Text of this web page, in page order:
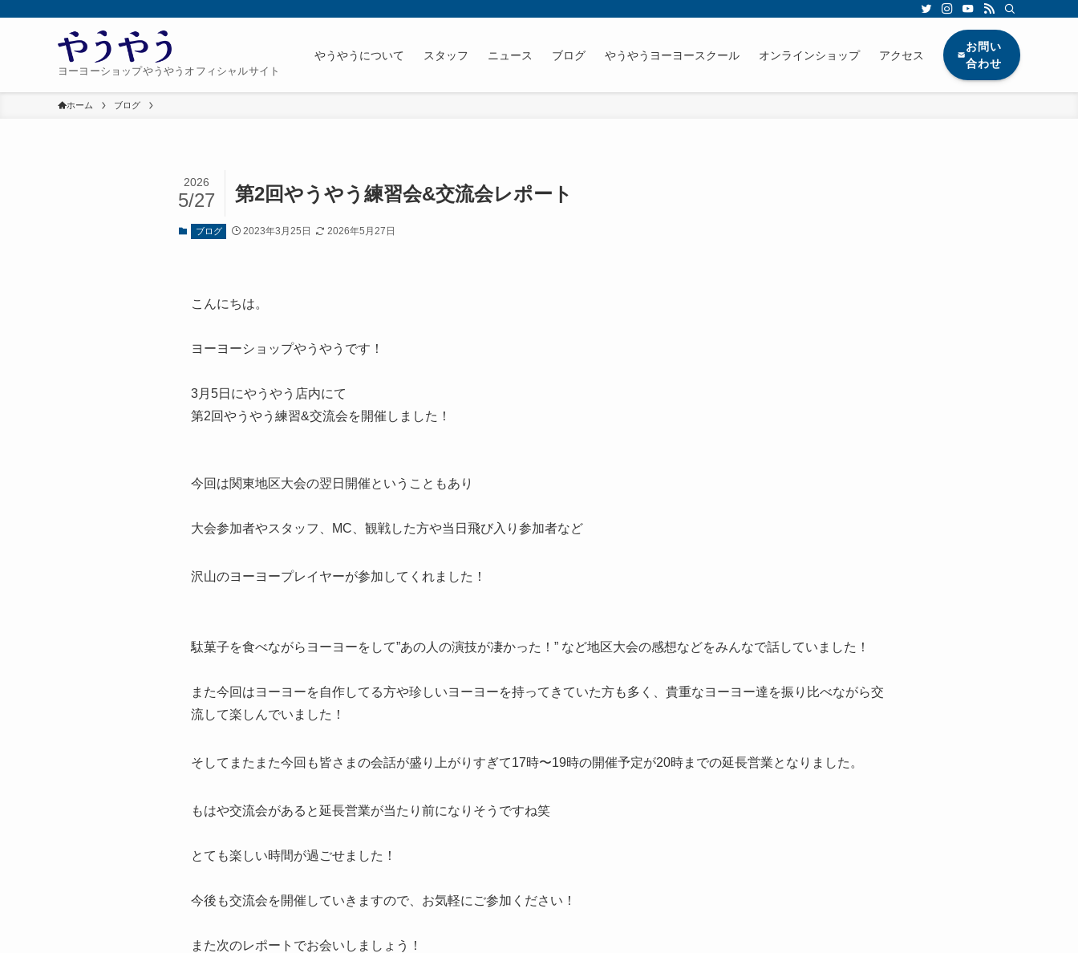
ヨーヨーショップやうやうオフィシャルサイト
やうやうについて スタッフ ニュース ブログ やうやうヨーヨースクール オンラインショップ アクセス
お問い
合わせ
ホーム ブログ
第2回やうやう練習会&交流会レポート
2026
5/27
ブログ 2023年3月25日 2026年5月27日
こんにちは。
ヨーヨーショップやうやうです！
3月5日にやうやう店内にて
第2回やうやう練習&交流会を開催しました！
今回は関東地区大会の翌日開催ということもあり
大会参加者やスタッフ、MC、観戦した方や当日飛び入り参加者など
沢山のヨーヨープレイヤーが参加してくれました！
駄菓子を食べながらヨーヨーをして”あの人の演技が凄かった！” など地区大会の感想などをみんなで話していました！
また今回はヨーヨーを自作してる方や珍しいヨーヨーを持ってきていた方も多く、貴重なヨーヨー達を振り比べながら交
流して楽しんでいました！
そしてまたまた今回も皆さまの会話が盛り上がりすぎて17時〜19時の開催予定が20時までの延長営業となりました。
もはや交流会があると延長営業が当たり前になりそうですね笑
とても楽しい時間が過ごせました！
今後も交流会を開催していきますので、お気軽にご参加ください！
また次のレポートでお会いしましょう！